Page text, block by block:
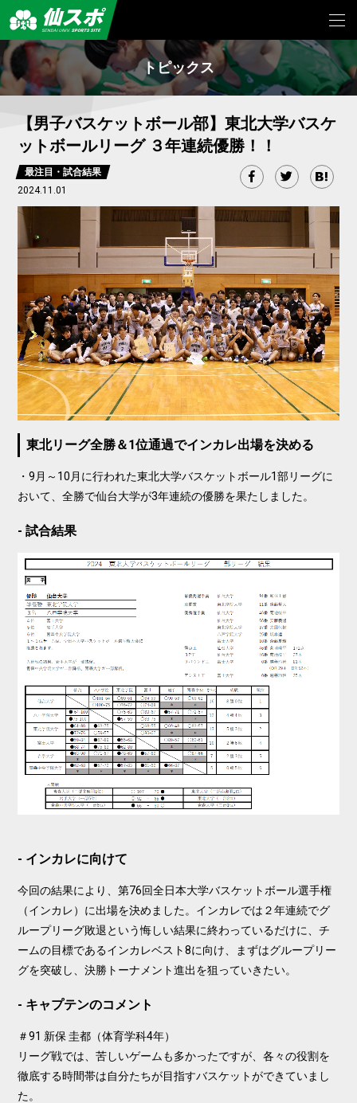
トピックス
【男子バスケットボール部】東北大学バスケ
ットボールリーグ ３年連続優勝！！
最注目・試合結果
2024.11.01
東北リーグ全勝＆1位通過でインカレ出場を決める
・9月～10月に行われた東北大学バスケットボール1部リーグに
おいて、全勝で仙台大学が3年連続の優勝を果たしました。
試合結果
インカレに向けて
今回の結果により、第76回全日本大学バスケットボール選手権
（インカレ）に出場を決めました。インカレでは２年連続でグ
ループリーグ敗退という悔しい結果に終わっているだけに、チ
ームの目標であるインカレベスト8に向け、まずはグループリー
グを突破し、決勝トーナメント進出を狙っていきたい。
キャプテンのコメント
＃91 新保 圭都（体育学科4年）
リーグ戦では、苦しいゲームも多かったですが、各々の役割を
徹底する時間帯は自分たちが目指すバスケットができていまし
た。